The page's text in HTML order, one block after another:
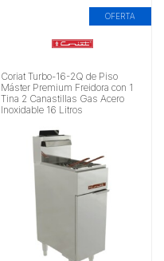
OFERTA
Coriat Turbo-16-2Q de Piso
Máster Premium Freidora con 1
Tina 2 Canastillas Gas Acero
Inoxidable 16 Litros